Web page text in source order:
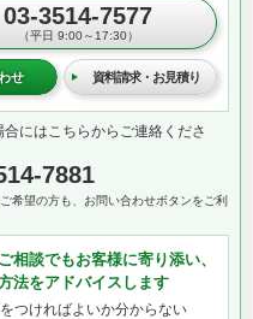
03-3514-7577
（平日 9:00～17:30）
せ 資料請求・お見積り
合にはこちらからご連絡くださ
7881
希望の方も、お問い合わせボタンをご利
相談でもお客様に寄り添い、
法をアドバイスします
つければよいか分からない